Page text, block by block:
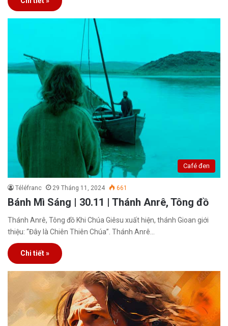
Café đen
Téléfranc 29 Tháng 11, 2024 661
Bánh Mì Sáng | 30.11 | Thánh Anrê, Tông đồ
Thánh Anrê, Tông đồ Khi Chúa Giêsu xuất hiện, thánh Gioan giới
thiệu: “Đây là Chiên Thiên Chúa”. Thánh Anrê…
Chi tiết »